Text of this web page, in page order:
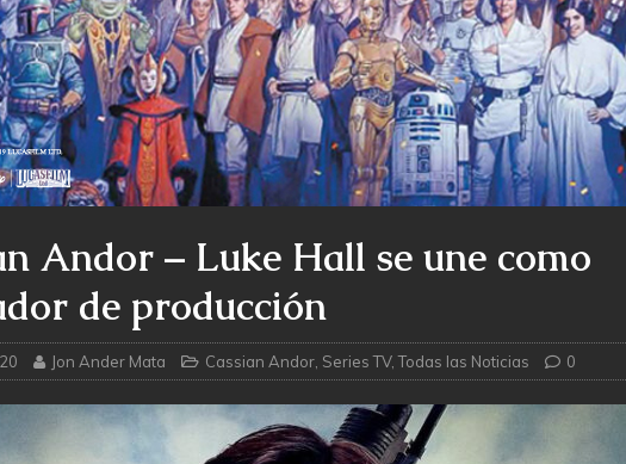
Andor – Luke Hall se une como
de producción
Jon Ander Mata Cassian Andor Series TV,Todas las Noticias 0